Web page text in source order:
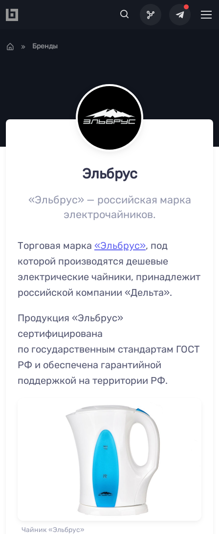
Бренды
Эльбрус
«Эльбрус» — российская марка
электрочайников.
Торговая марка «Эльбрус», под
которой производятся дешевые
электрические чайники, принадлежит
российской компании «Дельта».
Продукция «Эльбрус»
сертифицирована
по государственным стандартам ГОСТ
РФ и обеспечена гарантийной
поддержкой на территории РФ.
Чайник «Эльбрус»